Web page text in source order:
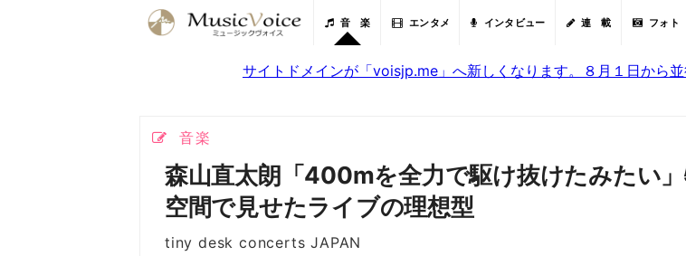
音 楽 エンタメ インタビュー 連 載 フォト
サイトドメインが「voisjp.me」へ新しくなります。８月１日から
音楽
森山直太朗「400mを全力で駆け抜けたみたい
空間で見せたライブの理想型
tiny desk concerts JAPAN